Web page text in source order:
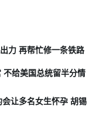
力 再帮忙修一条铁路
给美国总统留半分情
让多名女生怀孕 胡锡